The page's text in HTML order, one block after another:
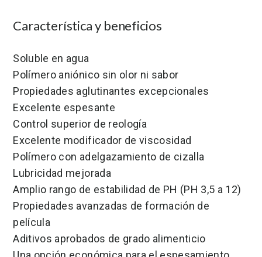
Característica y beneficios
Soluble en agua
Polímero aniónico sin olor ni sabor
Propiedades aglutinantes excepcionales
Excelente espesante
Control superior de reología
Excelente modificador de viscosidad
Polímero con adelgazamiento de cizalla
Lubricidad mejorada
Amplio rango de estabilidad de PH (PH 3,5 a 12)
Propiedades avanzadas de formación de
película
Aditivos aprobados de grado alimenticio